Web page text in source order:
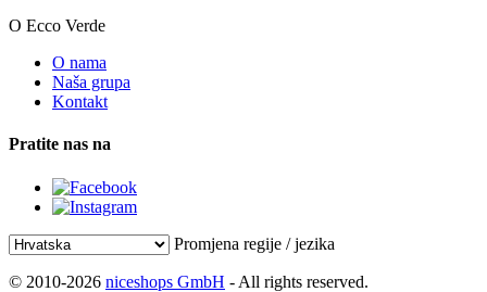
O Ecco Verde
O nama
Naša grupa
Kontakt
Pratite nas na
Promjena regije / jezika
© 2010-2026 niceshops GmbH - All rights reserved.